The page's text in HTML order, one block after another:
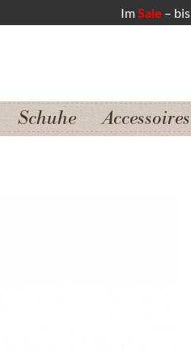
ImSale –
Schuhe Accessoires